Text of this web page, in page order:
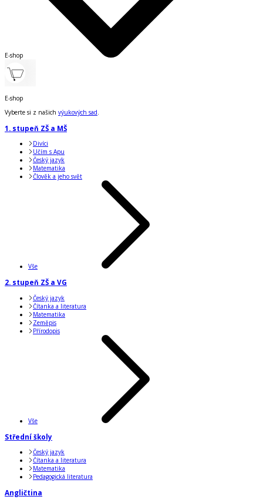
E-shop
E-shop
Vyberte si z našich výukových sad.
1. stupeň ZŠ a MŠ
Divíci
Učím s Apu
Český jazyk
Matematika
Člověk a jeho svět
Vše
2. stupeň ZŠ a VG
Český jazyk
Čítanka a literatura
Matematika
Zeměpis
Přírodopis
Vše
Střední školy
Český jazyk
Čítanka a literatura
Matematika
Pedagogická literatura
Angličtina